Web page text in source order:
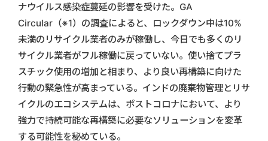
ナウイルス感染症蔓延の影響を受けた。GA
Circular（※1）の調査によると、ロックダウン中は10%
未満のリサイクル業者のみが稼働し、今日でも多くのリ
サイクル業者がフル稼働に戻っていない。使い捨てプラ
スチック使用の増加と相まり、より良い再構築に向けた
行動の緊急性が高まっている。インドの廃棄物管理とリサ
イクルのエコシステムは、ポストコロナにおいて、より
強力で持続可能な再構築に必要なソリューションを変革
する可能性を秘めている。